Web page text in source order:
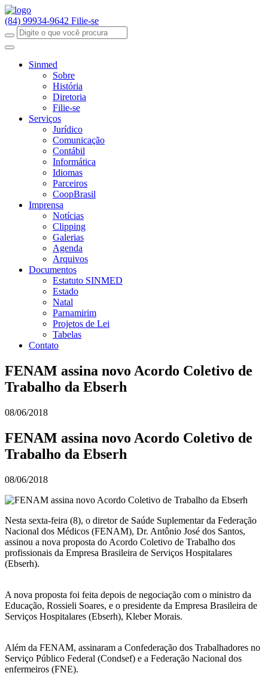
(84) 99934-9642 Filie-se
Sinmed
Sobre
História
Diretoria
Filie-se
Serviços
Jurídico
Comunicação
Contábil
Informática
Idiomas
Parceiros
CoopBrasil
Imprensa
Notícias
Clipping
Galerias
Agenda
Arquivos
Documentos
Estatuto SINMED
Estado
Natal
Parnamirim
Projetos de Lei
Tabelas
Contato
FENAM assina novo Acordo Coletivo de
Trabalho da Ebserh
08/06/2018
FENAM assina novo Acordo Coletivo de
Trabalho da Ebserh
08/06/2018
Nesta sexta-feira (8), o diretor de Saúde Suplementar da Federação
Nacional dos Médicos (FENAM), Dr. Antônio José dos Santos,
assinou a nova proposta do Acordo Coletivo de Trabalho dos
profissionais da Empresa Brasileira de Serviços Hospitalares
(Ebserh).
A nova proposta foi feita depois de negociação com o ministro da
Educação, Rossieli Soares, e o presidente da Empresa Brasileira de
Serviços Hospitalares (Ebserh), Kleber Morais.
Além da FENAM, assinaram a Confederação dos Trabalhadores no
Serviço Público Federal (Condsef) e a Federação Nacional dos
enfermeiros (FNE).